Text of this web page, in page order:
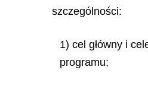
szczególności:
1) cel główny i
programu;